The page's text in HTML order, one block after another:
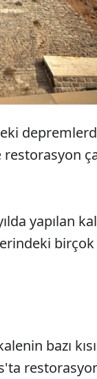
yapılan
bazı